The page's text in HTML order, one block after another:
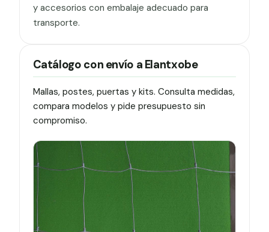
y accesorios con embalaje adecuado para
transporte.
Catálogo con envío a Elantxobe
Mallas, postes, puertas y kits. Consulta medidas,
compara modelos y pide presupuesto sin
compromiso.